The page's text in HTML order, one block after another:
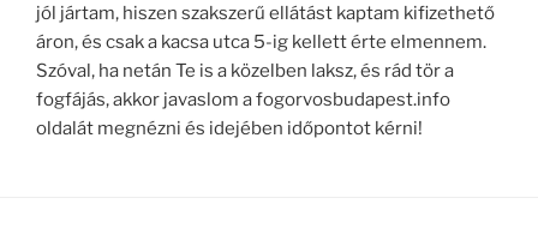
jól jártam, hiszen szakszerű ellátást kaptam kifizethető
áron, és csak a kacsa utca 5-ig kellett érte elmennem.
Szóval, ha netán Te is a közelben laksz, és rád tör a
fogfájás, akkor javaslom a fogorvosbudapest.info
oldalát megnézni és idejében időpontot kérni!